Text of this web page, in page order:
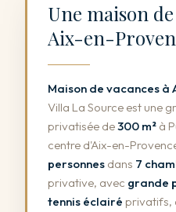
Une maison
Aix-en-
Maison de vacances à
Villa La Source est une
privatisée de300 m² à
centre d'Aix-en-
personnes dans 7
privative, avec grande
tennis éclairé privatifs,